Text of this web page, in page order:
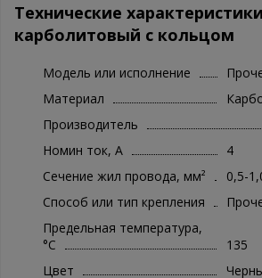
Технические
карболитовый с кольцом
Модель или исполнение
Материал
Производитель
Номин ток, А
4
Сечение жил провода, мм²
0,5-
Способ или тип крепления
Предельная температура,
°C
135
Цвет